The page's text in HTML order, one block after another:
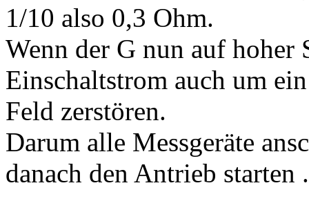
1/10 also 0,3 Ohm.
Wenn der G nun auf hoher
Einschaltstrom auch um
Feld zerstören.
Darum alle Messgeräte
danach den Antrieb starten .